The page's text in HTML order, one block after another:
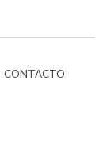
CONTACTO